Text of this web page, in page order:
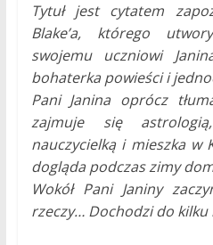
Tytuł jest cytatem
Blake’a, którego
swojemu uczniowi
bohaterka powieści i
Pani Janina oprócz
zajmuje się
nauczycielką i mieszka w
dogląda podczas zimy
Wokół Pani Janiny
rzeczy… Dochodzi do